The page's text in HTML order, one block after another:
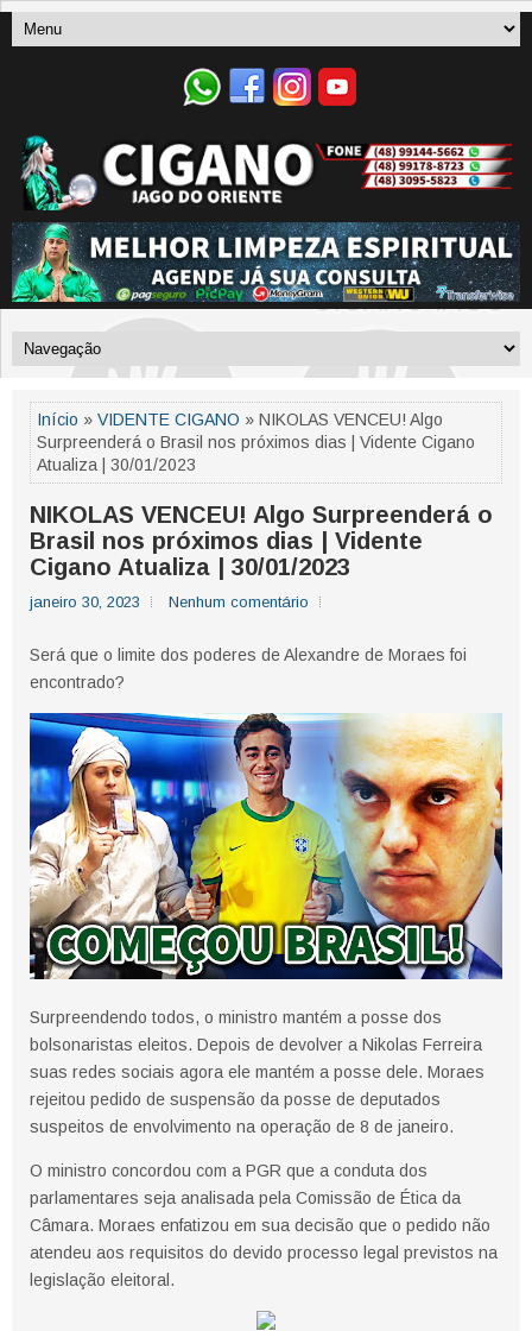
Início » VIDENTE CIGANO » NIKOLAS VENCEU! Algo
Surpreenderá o Brasil nos próximos dias | Vidente Cigano
Atualiza | 30/01/2023
NIKOLAS VENCEU! Algo Surpreenderá o
Brasil nos próximos dias | Vidente
Cigano Atualiza | 30/01/2023
janeiro 30, 2023 Nenhum comentário
Será que o limite dos poderes de Alexandre de Moraes foi
encontrado?
Surpreendendo todos, o ministro mantém a posse dos
bolsonaristas eleitos. Depois de devolver a Nikolas Ferreira
suas redes sociais agora ele mantém a posse dele. Moraes
rejeitou pedido de suspensão da posse de deputados
suspeitos de envolvimento na operação de 8 de janeiro.
O ministro concordou com a PGR que a conduta dos
parlamentares seja analisada pela Comissão de Ética da
Câmara. Moraes enfatizou em sua decisão que o pedido não
atendeu aos requisitos do devido processo legal previstos na
legislação eleitoral.